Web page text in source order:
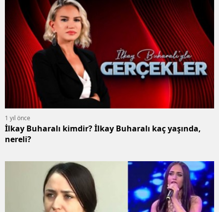
1 yıl önce
İlkay Buharalı kimdir? İlkay Buharalı kaç yaşında,
nereli?